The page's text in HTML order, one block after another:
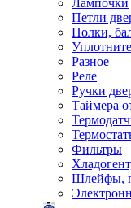
Лампочки
Петли
Полки,
Разное
Реле
Ручки
Таймера
Фильтры
Шлейфы,